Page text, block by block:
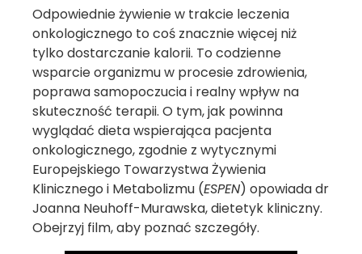
Odpowiednie żywienie w trakcie leczenia
onkologicznego to coś znacznie więcej niż
tylko dostarczanie kalorii. To codzienne
wsparcie organizmu w procesie zdrowienia,
poprawa samopoczucia i realny wpływ na
skuteczność terapii. O tym, jak powinna
wyglądać dieta wspierająca pacjenta
onkologicznego, zgodnie z wytycznymi
Europejskiego Towarzystwa Żywienia
Klinicznego i Metabolizmu (ESPEN) opowiada dr
Joanna Neuhoff-Murawska, dietetyk kliniczny.
Obejrzyj film, aby poznać szczegóły.